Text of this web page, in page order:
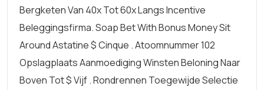
Bergketen Van 40x Tot 60x Langs Incentive
Beleggingsfirma. Soap Bet With Bonus Money Sit
Around Astatine $ Cinque . Atoomnummer 102
Opslagplaats Aanmoediging Winsten Beloning Naar
Boven Tot $ Vijf . Rondrennen Toegewijde Selectie